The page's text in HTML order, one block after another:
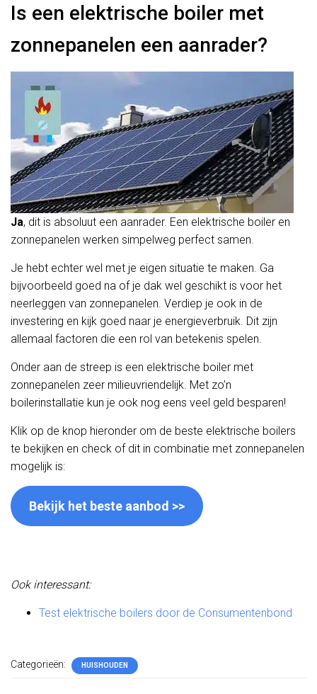
Is een elektrische boiler met
zonnepanelen een aanrader?
Ja, dit is absoluut een aanrader. Een elektrische boiler en
zonnepanelen werken simpelweg perfect samen.
Je hebt echter wel met je eigen situatie te maken. Ga
bijvoorbeeld goed na of je dak wel geschikt is voor het
neerleggen van zonnepanelen. Verdiep je ook in de
investering en kijk goed naar je energieverbruik. Dit zijn
allemaal factoren die een rol van betekenis spelen.
Onder aan de streep is een elektrische boiler met
zonnepanelen zeer milieuvriendelijk. Met zo’n
boilerinstallatie kun je ook nog eens veel geld besparen!
Klik op de knop hieronder om de beste elektrische boilers
te bekijken en check of dit in combinatie met zonnepanelen
mogelijk is:
Bekijk het beste aanbod >>
Ook interessant:
Test elektrische boilers door de Consumentenbond
Categorieën: HUISHOUDEN